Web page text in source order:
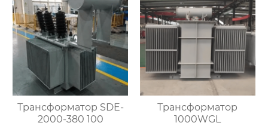
Трансформатор SDE-
2000-380 100
Трансформатор
1000WGL